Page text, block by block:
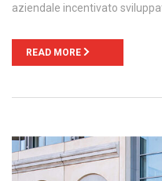
aziendale incentivato
READ MORE